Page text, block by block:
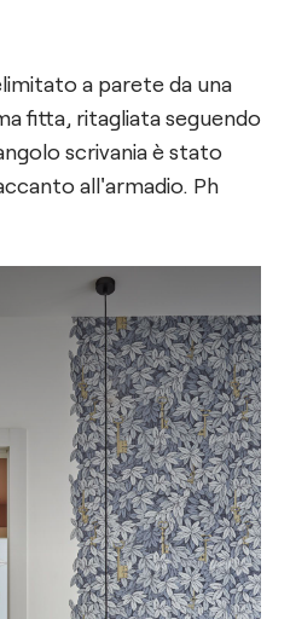
a parete da una
fitta, ritagliata seguendo
scrivania è stato
all'armadio. Ph